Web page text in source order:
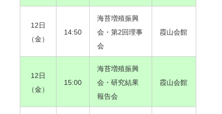
12日
（金）
14:50
海苔増殖振興
会・第2回理事
会
霞山会館
12日
（金）
15:00
海苔増殖振興
会・研究結果
報告会
霞山会館